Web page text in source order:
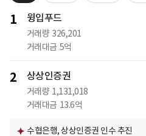
1 윙입푸드
거래량 326,201
거래대금 5억
2 상상인증권
거래량 1,131,018
거래대금 13.6억
수협은행, 상상인증권 인수 추진